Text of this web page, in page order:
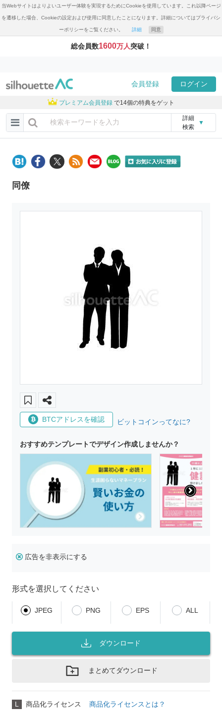
当Webサイトはよりよいユーザー体験を実現するためにCookieを使用しています。これ以降ページ
を遷移した場合、Cookieの設定および使用に同意したことになります。詳細についてはプライバシ
ーポリシーをご覧ください。 詳細 同意
総会員数1600万人突破！
会員登録 ログイン
プレミアム会員登録 で14個の特典をゲット
詳細
検索
▼
同僚
BTCアドレスを確認 ビットコインってなに?
おすすめテンプレートでデザイン作成しませんか？
広告を非表示にする
形式を選択してください
JPEG PNG EPS ALL
ダウンロード
まとめてダウンロード
L 商品化ライセンス 商品化ライセンスとは？